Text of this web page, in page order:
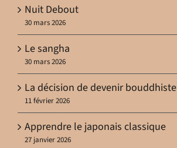
Nuit Debout
30 mars 2026
Le sangha
30 mars 2026
La décision de devenir bouddhiste
11 février 2026
Apprendre le japonais classique
27 janvier 2026